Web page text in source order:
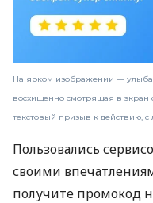
На ярком изображении —
восхищенно смотрящая в экран
текстовый призыв к действию, с
Пользовались
своими
получите промокод